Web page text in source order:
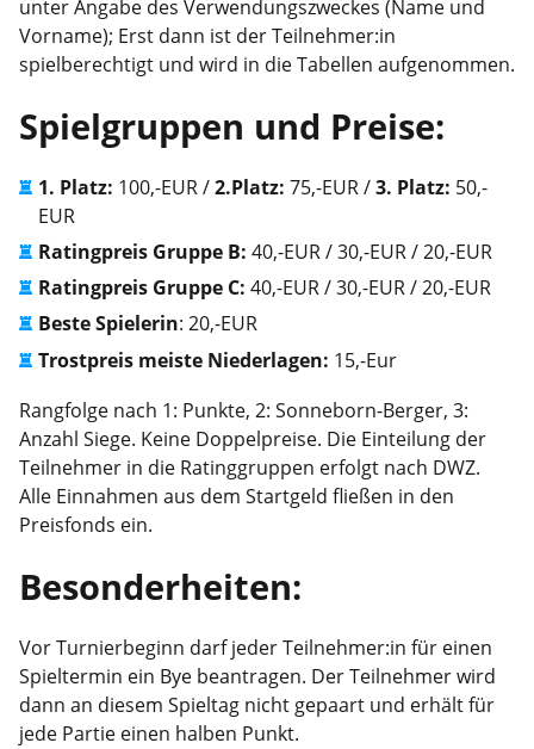
unter Angabe des Verwendungszweckes (Name und
Vorname); Erst dann ist der Teilnehmer:in
spielberechtigt und wird in die Tabellen aufgenommen.
Spielgruppen und Preise:
1. Platz: 100,-EUR /2.Platz: 75,-EUR /3. Platz: 50,-
EUR
Ratingpreis Gruppe B: 40,-EUR / 30,-EUR / 20,-EUR
Ratingpreis Gruppe C: 40,-EUR / 30,-EUR / 20,-EUR
Beste Spielerin: 20,-EUR
Trostpreis meiste Niederlagen: 15,-Eur
Rangfolge nach 1: Punkte, 2: Sonneborn-Berger, 3:
Anzahl Siege. Keine Doppelpreise. Die Einteilung der
Teilnehmer in die Ratinggruppen erfolgt nach DWZ.
Alle Einnahmen aus dem Startgeld fließen in den
Preisfonds ein.
Besonderheiten:
Vor Turnierbeginn darf jeder Teilnehmer:in für einen
Spieltermin ein Bye beantragen. Der Teilnehmer wird
dann an diesem Spieltag nicht gepaart und erhält für
jede Partie einen halben Punkt.